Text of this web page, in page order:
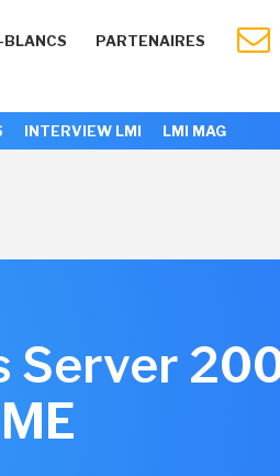
BLANCS PARTENAIRES
INTERVIEW LMI LMI MAG
Server